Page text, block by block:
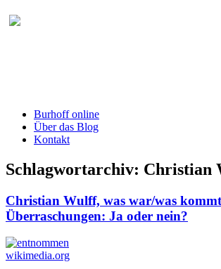
Burhoff online
Über das Blog
Kontakt
Schlagwortarchiv: Christian
Christian Wulff, was war/was
Überraschungen: Ja oder nein?